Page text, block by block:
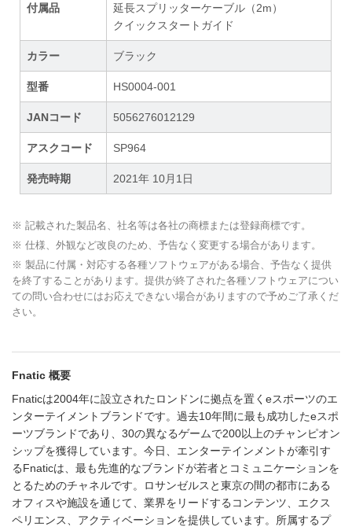
付属品
延長スプリッターケーブル（2m）
クイックスタートガイド
カラー ブラック
型番 HS0004-001
JANコード 5056276012129
アスクコード SP964
発売時期 2021年 10月1日
※ 記載された製品名、社名等は各社の商標または登録商標です。
※ 仕様、外観など改良のため、予告なく変更する場合があります。
※ 製品に付属・対応する各種ソフトウェアがある場合、予告なく提供
を終了することがあります。提供が終了された各種ソフトウェアについ
ての問い合わせにはお応えできない場合がありますので予めご了承くだ
さい。
Fnatic 概要
Fnaticは2004年に設立されたロンドンに拠点を置くeスポーツのエ
ンターテイメントブランドです。過去10年間に最も成功したeスポ
ーツブランドであり、30の異なるゲームで200以上のチャンピオン
シップを獲得しています。今日、エンターテインメントが牽引す
るFnaticは、最も先進的なブランドが若者とコミュニケーションを
とるためのチャネルです。ロサンゼルスと東京の間の都市にある
オフィスや施設を通じて、業界をリードするコンテンツ、エクス
ペリエンス、アクティベーションを提供しています。所属するプ